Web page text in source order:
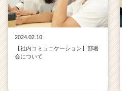
2024.02.10
【社内コミュニケーション】部署
会について